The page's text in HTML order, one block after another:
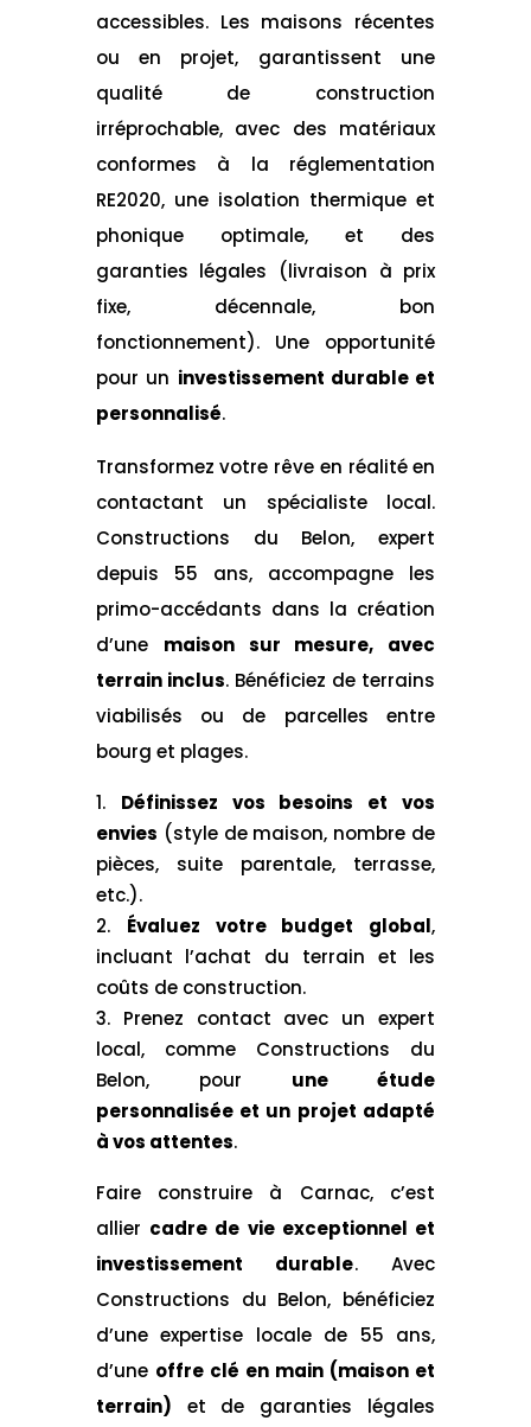
accessibles. Les maisons récentes
ou en projet, garantissent une
qualité de construction
irréprochable, avec des matériaux
conformes à la réglementation
RE2020, une isolation thermique et
phonique optimale, et des
garanties légales (livraison à prix
fixe, décennale, bon
fonctionnement). Une opportunité
pour un investissement durable et
personnalisé.
Transformez votre rêve en réalité en
contactant un spécialiste local.
Constructions du Belon, expert
depuis 55 ans, accompagne les
primo-accédants dans la création
d’une maison sur mesure, avec
terrain inclus. Bénéficiez de terrains
viabilisés ou de parcelles entre
bourg et plages.
Définissez vos besoins et vos
envies (style de maison, nombre de
pièces, suite parentale, terrasse,
etc.).
Évaluez votre budget global,
incluant l’achat du terrain et les
coûts de construction.
Prenez contact avec un expert
local, comme Constructions du
Belon, pour une étude
personnalisée et un projet adapté
à vos attentes.
Faire construire à Carnac, c’est
allier cadre de vie exceptionnel et
investissement durable. Avec
Constructions du Belon, bénéficiez
d’une expertise locale de 55 ans,
d’une offre clé en main (maison et
terrain) et de garanties légales